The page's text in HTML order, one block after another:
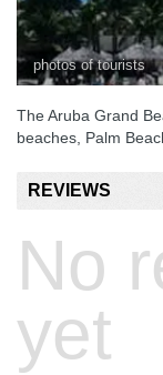
photos of tourists
The Aruba Grand
beaches, Palm
REVIEWS
No
yet